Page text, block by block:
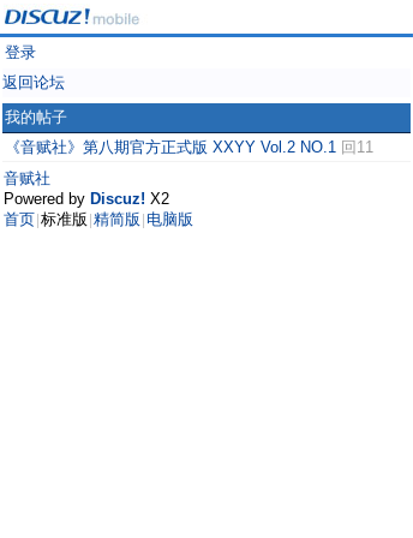
登录
返回论坛
我的帖子
《音赋社》第八期官方正式版 XXYY Vol.2 NO.1 回11
音赋社
Powered by Discuz! X2
首页 标准版 精简版 电脑版